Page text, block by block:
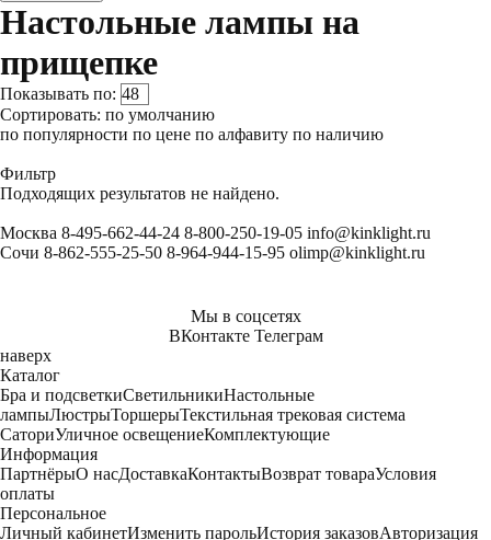
Настольные лампы на
прищепке
Показывать по:
Сортировать: по умолчанию
по популярности по цене по алфавиту по наличию
Фильтр
Подходящих результатов не найдено.
Москва 8-495-662-44-24 8-800-250-19-05 info@kinklight.ru
Сочи 8-862-555-25-50 8-964-944-15-95 olimp@kinklight.ru
Мы в соцсетях
ВКонтакте Телеграм
наверх
Каталог
Бра и подсветкиСветильникиНастольные
лампыЛюстрыТоршерыТекстильная трековая система
СаториУличное освещениеКомплектующие
Информация
ПартнёрыО насДоставкаКонтактыВозврат товараУсловия
оплаты
Персональное
Личный кабинетИзменить парольИстория заказовАвторизация